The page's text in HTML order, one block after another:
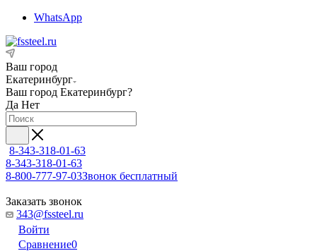
WhatsApp
Ваш город
Екатеринбург
Ваш город Екатеринбург?
Да Нет
8-343-318-01-63
8-343-318-01-63
8-800-777-97-03Звонок бесплатный
Заказать звонок
343@fssteel.ru
Войти
Сравнение0